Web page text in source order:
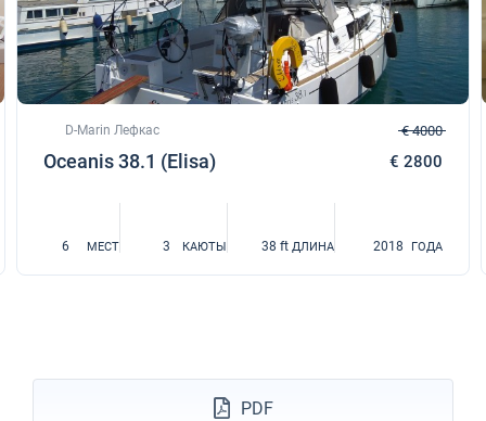
D-Marin Лефкас
Oceanis 38.1 (Elisa)
€ 4000
€ 2800
6 МЕСТ 3 КАЮТЫ 38 ft ДЛИНА 2018 ГОДА
PDF